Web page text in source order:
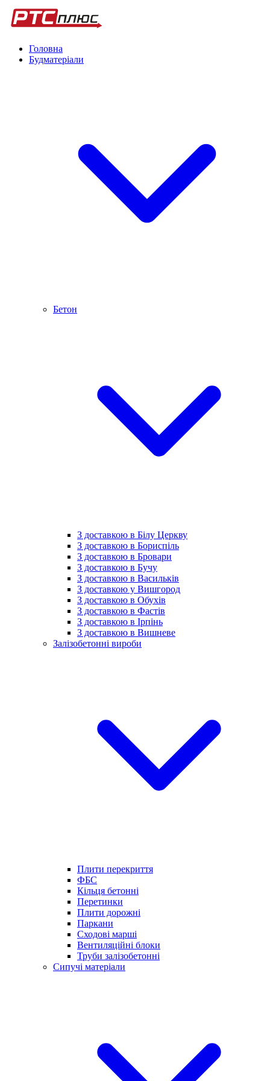
Головна
Будматеріали
Бетон
З доставкою в Білу Церкву
З доставкою в Бориспіль
З доставкою в Бровари
З доставкою в Бучу
З доставкою в Васильків
З доставкою у Вишгород
З доставкою в Обухів
З доставкою в Фастів
З доставкою в Ірпінь
З доставкою в Вишневе
Залізобетонні вироби
Плити перекриття
ФБС
Кільця бетонні
Перетинки
Плити дорожні
Паркани
Сходові марші
Вентиляційні блоки
Труби залізобетонні
Сипучі матеріали